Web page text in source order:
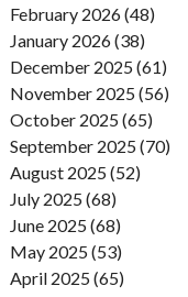
February 2026 (48)
January 2026 (38)
December 2025 (61)
November 2025 (56)
October 2025 (65)
September 2025 (70)
August 2025 (52)
July 2025 (68)
June 2025 (68)
May 2025 (53)
April 2025 (65)